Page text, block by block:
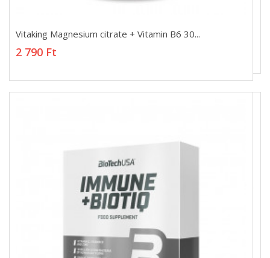
Vitaking Magnesium citrate + Vitamin B6 30...
2 790 Ft
Vitaking Magnesium citrate + Vitamin B6 30...
2 790 Ft